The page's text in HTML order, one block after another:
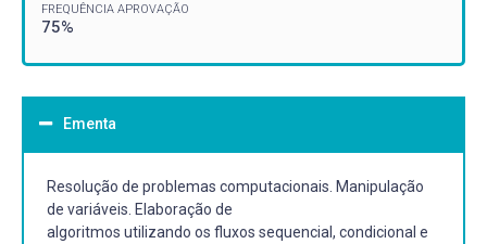
FREQUÊNCIA APROVAÇÃO
75%
Ementa
Resolução de problemas computacionais. Manipulação
de variáveis. Elaboração de
algoritmos utilizando os fluxos sequencial, condicional e